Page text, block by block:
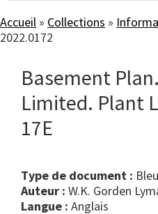
Accueil » Collections »
2022.0172
Basement
Limited. Plant
17E
Type de document :
bleu
Auteur : W.K. Gorden
Langue : Anglais